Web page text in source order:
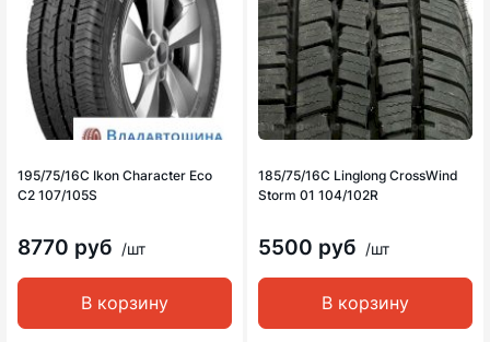
195/75/16C Ikon Character Eco
C2 107/105S
8770 руб /шт
В корзину
185/75/16C Linglong CrossWind
Storm 01 104/102R
5500 руб /шт
В корзину